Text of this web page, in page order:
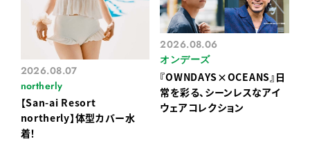
2026.08.07
northerly
【San-ai Resort
northerly】体型カバー水
着！
2026.08.06
オンデーズ
『OWNDAYS×OCEANS』日
常を彩る、シーンレスなアイ
ウェアコレクション